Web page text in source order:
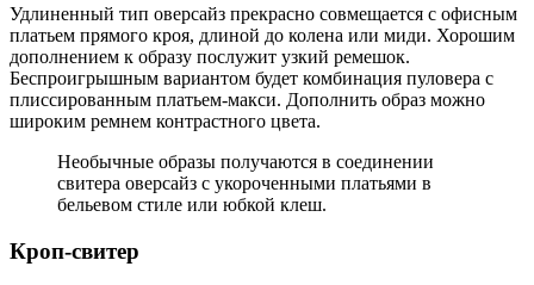
Удлиненный тип оверсайз прекрасно совмещается с офисным
платьем прямого кроя, длиной до колена или миди. Хорошим
дополнением к образу послужит узкий ремешок.
Беспроигрышным вариантом будет комбинация пуловера с
плиссированным платьем-макси. Дополнить образ можно
широким ремнем контрастного цвета.
Необычные образы получаются в соединении
свитера оверсайз с укороченными платьями в
бельевом стиле или юбкой клеш.
Кроп-свитер